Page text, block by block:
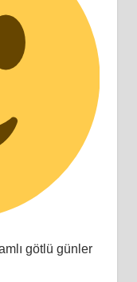
götlü günler